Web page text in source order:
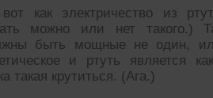
как электричество из
можно или нет такого.)
быть мощные не один,
и ртуть является
такая крутиться. (Ага.)